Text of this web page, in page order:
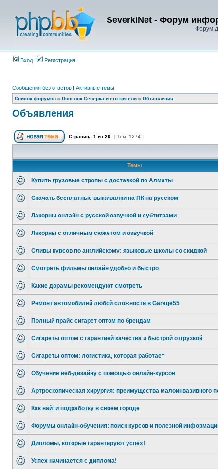
SeverkiNet - Форум
Форум
Вход Регистрация
Сообщения без ответов | Активные темы
Список форумов » Поселок Северка и его жители » Объявления
Объявления
Страница 1 из 26 [ Тем: 1274 ]
Темы
Купить грузовые стропы с доставкой по Алматы
Скачать бесплатные выживалки на ПК на русском
Лакорны онлайн с русской озвучкой и субтитрами
Лакорны с отличным сюжетом и озвучкой
Сливы курсов по английскому: языковые школы со скидкой
Смотреть фильмы онлайн удобно и быстро
Какие дорамы рекомендуют смотреть
Ремонт автомобилей любой сложности в Garage55
Полный прайс сигарет оптом по брендам
Сигареты оптом с гарантией качества и быстрой отгрузкой
Сигареты оптом: логистика, которая работает
Обучение веб-дизайну с помощью онлайн-курсов
Артроскопическая хирургия: преимущества малоинвазивного
Как найти подработку в своем городе
Форумы онлайн-обучения: поиск курсов и полезной
Дипломы, которые гарантируют успех!
Успех начинается с диплома!